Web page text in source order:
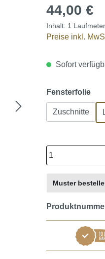
44,00 €
Inhalt: 1
Preise inkl.
Sofort
Fensterfolie
Zuschnitte
Muster